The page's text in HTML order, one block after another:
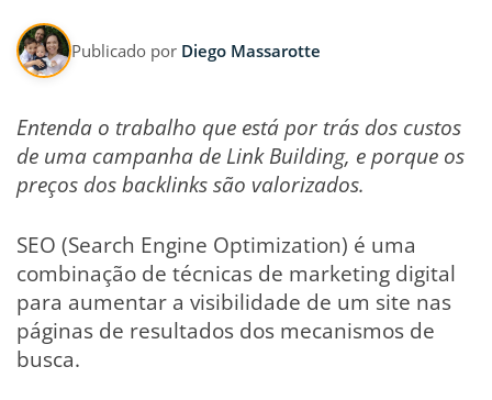
Publicado por Diego Massarotte
Entenda o trabalho que está por trás dos custos
de uma campanha de Link Building, e porque os
preços dos backlinks são valorizados.
SEO (Search Engine Optimization) é uma
combinação de técnicas de marketing digital
para aumentar a visibilidade de um site nas
páginas de resultados dos mecanismos de
busca.